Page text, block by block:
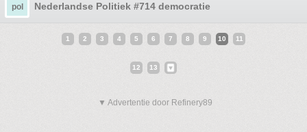
pol Nederlandse Politiek #714 democratie
1 2 3 4 5 6 7 8 9 10 11
12 13
▼ Advertentie door Refinery89